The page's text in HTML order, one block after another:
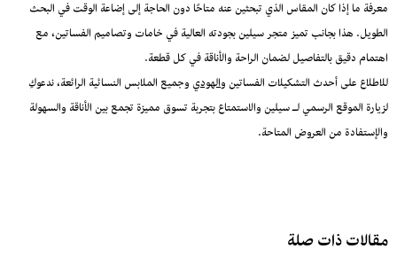
معرفة ما إذا كان المقاس الذي تبحثين عنه متاحًا دون الحاجة إلى إضاعة الوقت في البحث
الطويل. هذا بجانب تميز متجر سيلين بجودته العالية في خامات وتصاميم الفساتين، مع
اهتمام دقيق بالتفاصيل لضمان الراحة والأناقة في كل قطعة.
للاطلاع على أحدث التشكيلات الفساتين والهوديوجميع الملابس النسائية الرائعة، ندعوكِ
لزيارة الموقع الرسمي لـ سيلين والاستمتاع بتجربة تسوق مميزة تجمع بين الأناقة والسهولة
والإستفادة من العروض المتاحة.
مقالات ذات صلة